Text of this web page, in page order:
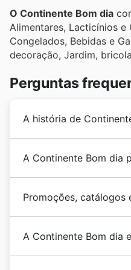
O Continente Bom dia
Alimentares, Lacticínios e
Congelados, Bebidas e
decoração, Jardim,
Perguntas
A história de
variedade de
nacional. Tornou-se a
sector do retalho
de Portugal e através
A Continente Bom dia
oferecendo
pode consultar no
Primavera
, Verão
atento a ofertas
Promoções, catálogos
comercialização de
Opera através da sua
A Continente Bom dia